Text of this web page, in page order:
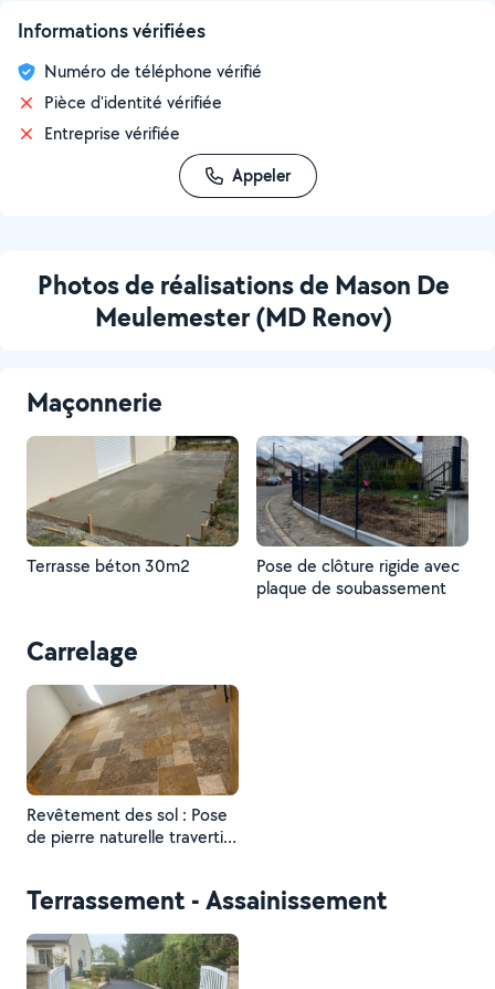
Informations vérifiées
Numéro de téléphone vérifié
Pièce d'identité vérifiée
Entreprise vérifiée
Appeler
Photos de réalisations de Mason De
Meulemester (MD Renov)
Maçonnerie
Terrasse béton 30m2
Pose de clôture rigide avec
plaque de soubassement
Carrelage
Revêtement des sol : Pose
de pierre naturelle travertin
Terrassement - Assainissement